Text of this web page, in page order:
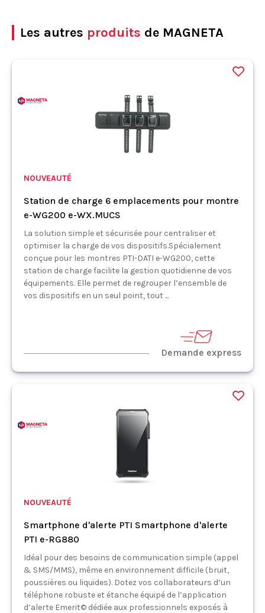
Les autres produits de MAGNETA
NOUVEAUTÉ
Station de charge 6 emplacements pour montre
e-WG200 e-WX.MUCS
La solution simple et sécurisée pour centraliser et
optimiser la charge de vos dispositifs.Spécialement
conçue pour les montres PTI-DATI e-WG200, cette
station de charge facilite la gestion quotidienne de vos
équipements. Elle permet de regrouper l’ensemble de
vos dispositifs en un seul point, tout ...
Demande express
NOUVEAUTÉ
Smartphone d'alerte PTI Smartphone d'alerte
PTI e-RG880
Idéal pour des besoins de communication simple (appel
& SMS/MMS), même en environnement difficile (bruit,
poussières ou liquides). Dotez vos collaborateurs d’un
téléphone robuste et étanche équipé de l’application
d’alerte Emerit© dédiée aux professionnels exposés à